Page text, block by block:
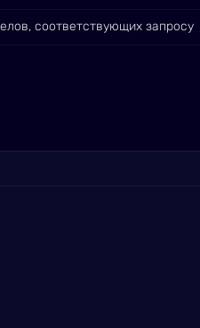
соответствующих запросу